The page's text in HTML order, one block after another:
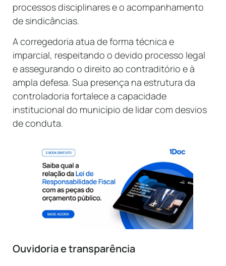
processos disciplinares e o acompanhamento
de sindicâncias.
A corregedoria atua de forma técnica e
imparcial, respeitando o devido processo legal
e assegurando o direito ao contraditório e à
ampla defesa. Sua presença na estrutura da
controladoria fortalece a capacidade
institucional do município de lidar com desvios
de conduta.
Ouvidoria e transparência